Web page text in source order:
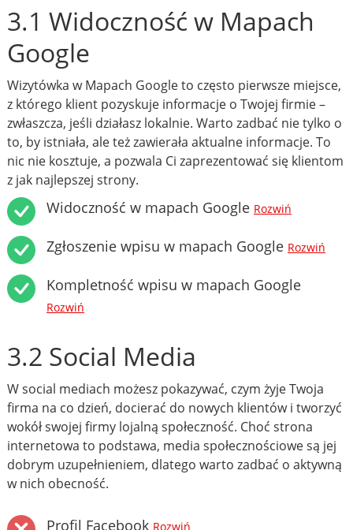
3.1 Widoczność w Mapach
Google
Wizytówka w Mapach Google to często pierwsze miejsce,
z którego klient pozyskuje informacje o Twojej firmie –
zwłaszcza, jeśli działasz lokalnie. Warto zadbać nie tylko o
to, by istniała, ale też zawierała aktualne informacje. To
nic nie kosztuje, a pozwala Ci zaprezentować się klientom
z jak najlepszej strony.
Widoczność w mapach Google Rozwiń
Zgłoszenie wpisu w mapach Google Rozwiń
Kompletność wpisu w mapach Google
Rozwiń
3.2 Social Media
W social mediach możesz pokazywać, czym żyje Twoja
firma na co dzień, docierać do nowych klientów i tworzyć
wokół swojej firmy lojalną społeczność. Choć strona
internetowa to podstawa, media społecznościowe są jej
dobrym uzupełnieniem, dlatego warto zadbać o aktywną
w nich obecność.
Profil Facebook